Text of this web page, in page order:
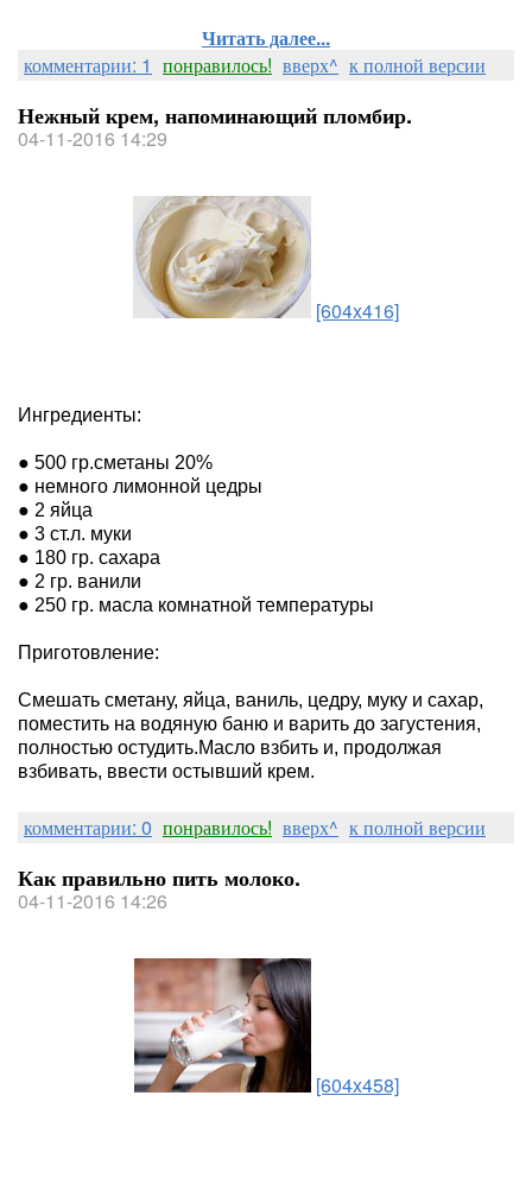
Читать далее...
комментарии: 1 понравилось! вверх^ к полной версии
Нежный крем, напоминающий пломбир.
04-11-2016 14:29
[604x416]
Ингредиенты:
● 500 гр.сметаны 20%
● немного лимонной цедры
● 2 яйца
● 3 ст.л. муки
● 180 гр. сахара
● 2 гр. ванили
● 250 гр. масла комнатной температуры
Приготовление:
Смешать сметану, яйца, ваниль, цедру, муку и сахар,
поместить на водяную баню и варить до загустения,
полностью остудить.Масло взбить и, продолжая
взбивать, ввести остывший крем.
комментарии: 0 понравилось! вверх^ к полной версии
Как правильно пить молоко.
04-11-2016 14:26
[604x458]